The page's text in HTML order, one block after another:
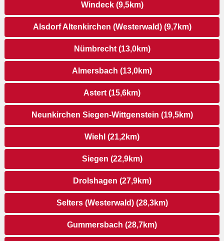
Windeck (9,5km)
Alsdorf Altenkirchen (Westerwald) (9,7km)
Nümbrecht (13,0km)
Almersbach (13,0km)
Astert (15,6km)
Neunkirchen Siegen-Wittgenstein (19,5km)
Wiehl (21,2km)
Siegen (22,9km)
Drolshagen (27,9km)
Selters (Westerwald) (28,3km)
Gummersbach (28,7km)